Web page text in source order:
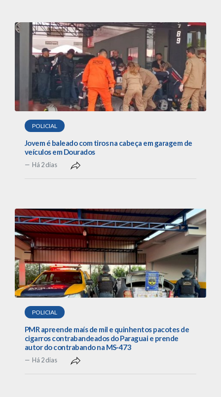
POLICIAL
Jovem é baleado com tiros na cabeça em garagem de
veículos em Dourados
Há 2 dias
POLICIAL
PMR apreende maís de mil e quinhentos pacotes de
cigarros contrabandeados do Paraguai e prende
autor do contrabando na MS-473
Há 2 dias